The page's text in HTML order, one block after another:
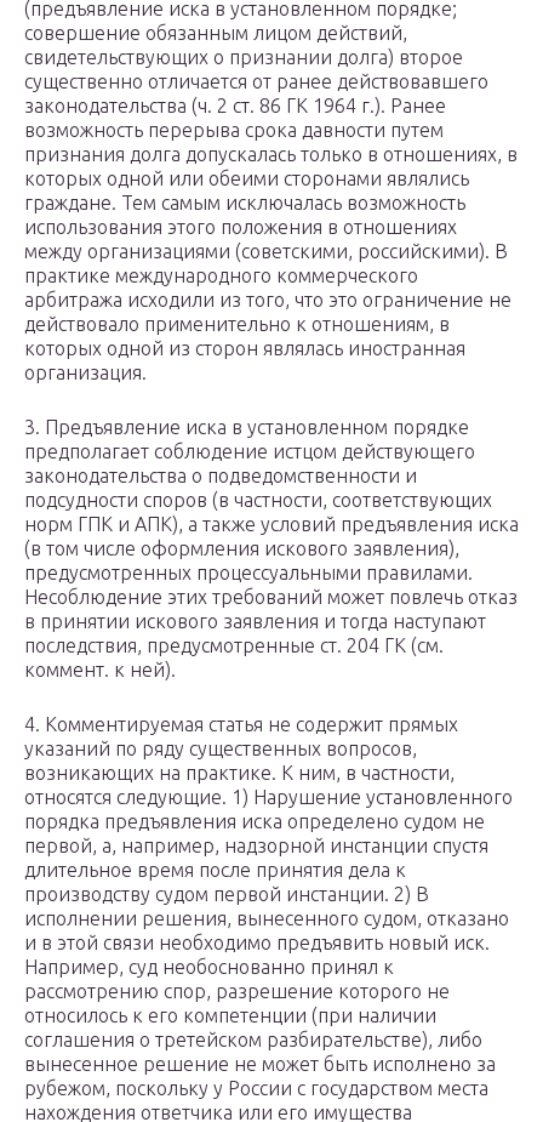
(предъявление иска в установленном порядке;
совершение обязанным лицом действий,
свидетельствующих о признании долга) второе
существенно отличается от ранее действовавшего
законодательства (ч. 2 ст. 86 ГК 1964 г.). Ранее
возможность перерыва срока давности путем
признания долга допускалась только в отношениях, в
которых одной или обеими сторонами являлись
граждане. Тем самым исключалась возможность
использования этого положения в отношениях
между организациями (советскими, российскими). В
практике международного коммерческого
арбитража исходили из того, что это ограничение не
действовало применительно к отношениям, в
которых одной из сторон являлась иностранная
организация.
3. Предъявление иска в установленном порядке
предполагает соблюдение истцом действующего
законодательства о подведомственности и
подсудности споров (в частности, соответствующих
норм ГПК и АПК), а также условий предъявления иска
(в том числе оформления искового заявления),
предусмотренных процессуальными правилами.
Несоблюдение этих требований может повлечь отказ
в принятии искового заявления и тогда наступают
последствия, предусмотренные ст. 204 ГК (см.
коммент. к ней).
4. Комментируемая статья не содержит прямых
указаний по ряду существенных вопросов,
возникающих на практике. К ним, в частности,
относятся следующие. 1) Нарушение установленного
порядка предъявления иска определено судом не
первой, а, например, надзорной инстанции спустя
длительное время после принятия дела к
производству судом первой инстанции. 2) В
исполнении решения, вынесенного судом, отказано
и в этой связи необходимо предъявить новый иск.
Например, суд необоснованно принял к
рассмотрению спор, разрешение которого не
относилось к его компетенции (при наличии
соглашения о третейском разбирательстве), либо
вынесенное решение не может быть исполнено за
рубежом, поскольку у России с государством места
нахождения ответчика или его имущества